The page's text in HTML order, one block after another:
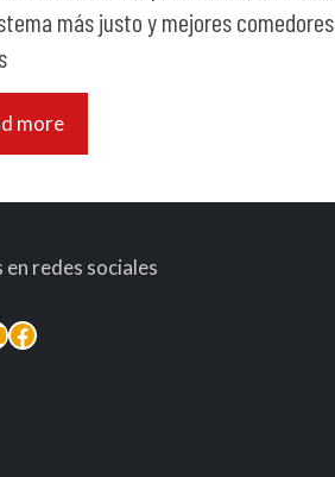
más justo y mejores comedores
more
en redes sociales
Facebook